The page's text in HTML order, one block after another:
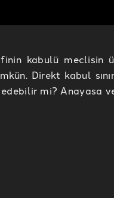
kabulü meclisin
Direkt kabul
edebilir mi? Anayasa